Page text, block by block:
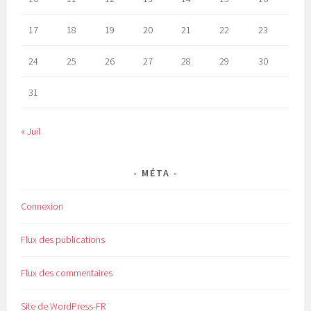
17 18 19 20 21 22 23
24 25 26 27 28 29 30
31
« Juil
MÉTA
Connexion
Flux des publications
Flux des commentaires
Site de WordPress-FR